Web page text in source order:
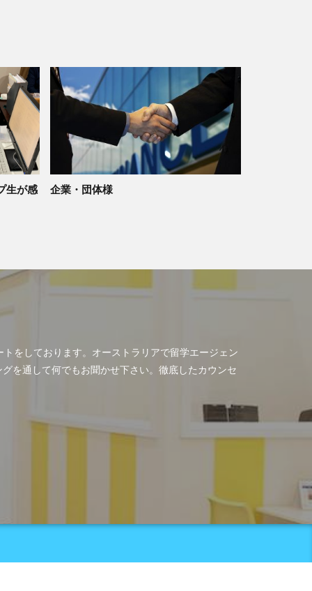
生が感 企業・団体様
をしております。オーストラリアで留学エージェン
を通して何でもお聞かせ下さい。徹底したカウンセ